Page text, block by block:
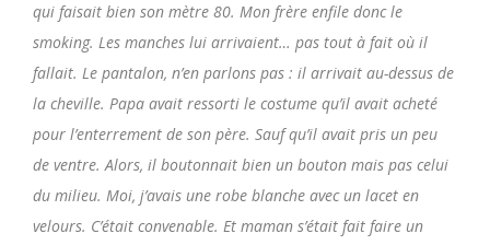
qui faisait bien son mètre 80. Mon frère enfile donc le
smoking. Les manches lui arrivaient… pas tout à fait où il
fallait. Le pantalon, n’en parlons pas : il arrivait au-dessus de
la cheville. Papa avait ressorti le costume qu’il avait acheté
pour l’enterrement de son père. Sauf qu’il avait pris un peu
de ventre. Alors, il boutonnait bien un bouton mais pas celui
du milieu. Moi, j’avais une robe blanche avec un lacet en
velours. C’était convenable. Et maman s’était fait faire un